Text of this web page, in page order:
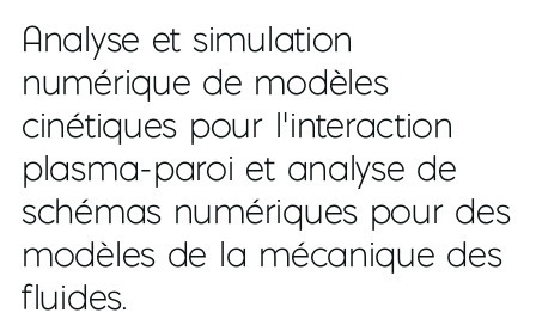
Analyse et simulation
numérique de modèles
cinétiques pour l’interaction
plasma-paroi et analyse de
schémas numériques pour des
modèles de la mécanique des
fluides.